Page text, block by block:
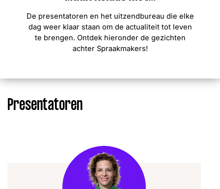
De presentatoren en het uitzendbureau die elke
dag weer klaar staan om de actualiteit tot leven
te brengen. Ontdek hieronder de gezichten
achter Spraakmakers!
Presentatoren